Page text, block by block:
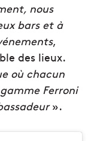
nous
bars et à
,
des lieux.
où chacun
Ferroni
».